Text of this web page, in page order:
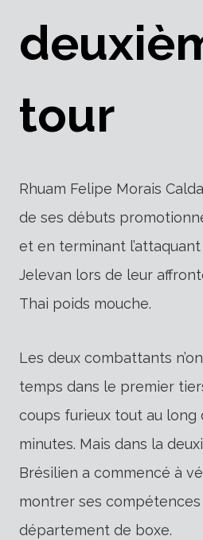
tour
Rhuam Felipe Morais
de ses débuts
et en terminant
Jelevan lors de leur
Thai poids mouche.
Les deux combattants
temps dans le premier
coups furieux tout au long
minutes. Mais dans la
Brésilien a commencé à
montrer ses compétences
département de boxe.